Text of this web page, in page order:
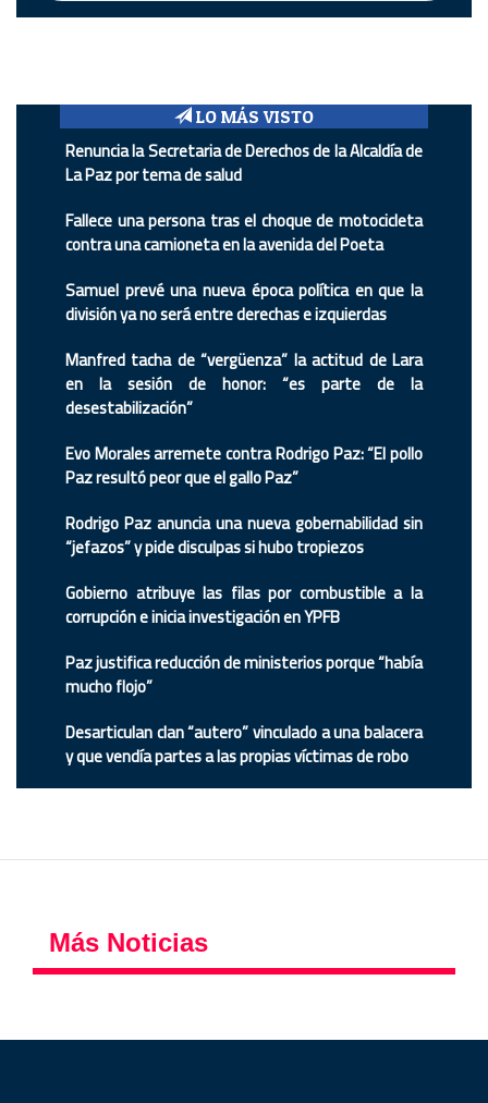
LO MÁS VISTO
Renuncia la Secretaria de Derechos de la Alcaldía de
La Paz por tema de salud
Fallece una persona tras el choque de motocicleta
contra una camioneta en la avenida del Poeta
Samuel prevé una nueva época política en que la
división ya no será entre derechas e izquierdas
Manfred tacha de “vergüenza” la actitud de Lara
en la sesión de honor: “es parte de la
desestabilización”
Evo Morales arremete contra Rodrigo Paz: “El pollo
Paz resultó peor que el gallo Paz”
Rodrigo Paz anuncia una nueva gobernabilidad sin
“jefazos” y pide disculpas si hubo tropiezos
Gobierno atribuye las filas por combustible a la
corrupción e inicia investigación en YPFB
Paz justifica reducción de ministerios porque “había
mucho flojo”
Desarticulan clan “autero” vinculado a una balacera
y que vendía partes a las propias víctimas de robo
Más Noticias